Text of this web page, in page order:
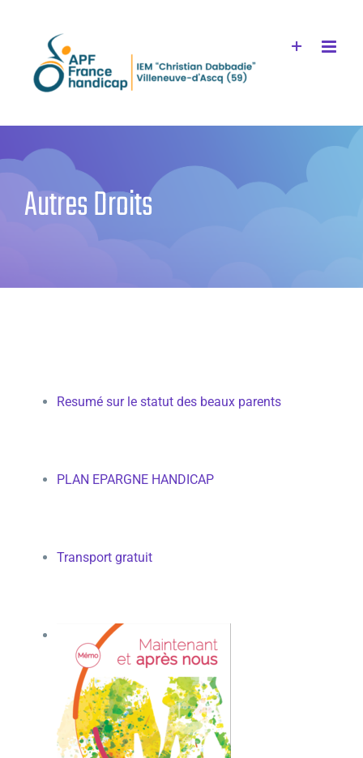
contenu
Autres Droits
Resumé sur le statut des beaux parents
PLAN EPARGNE HANDICAP
Transport gratuit